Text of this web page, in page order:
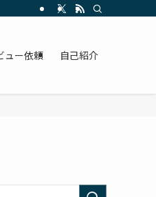
ュー依頼 自己紹介